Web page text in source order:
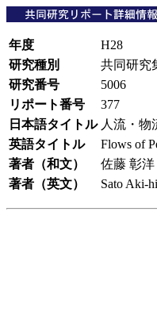
年度
H28
研究種別
共同研究
研究番号
5006
リポート番号
377
日本語タイトル 人流・物
英語タイトル
Flows of
著者（和文）
佐藤 彰洋
著者（英文）
Sato Aki-